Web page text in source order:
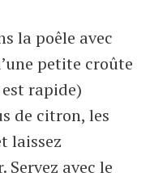
la poêle avec
petite croûte
rapide)
de citron, les
laissez
Servez avec le